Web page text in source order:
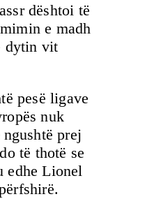
dështoi të
e madh
dytin vit
pesë ligave
nuk
prej
të thotë se
edhe Lionel